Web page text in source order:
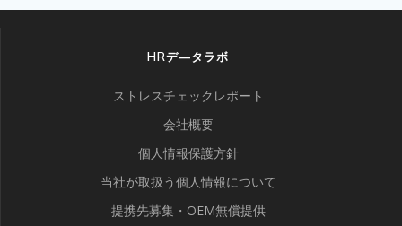
HRデ―タラボ
ストレスチェックレポート
会社概要
個人情報保護方針
当社が取扱う個人情報について
提携先募集・OEM無償提供